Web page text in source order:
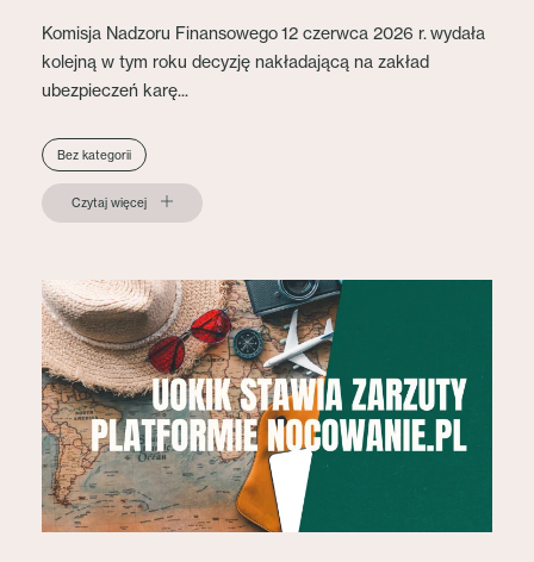
Komisja Nadzoru Finansowego 12 czerwca 2026 r. wydała
kolejną w tym roku decyzję nakładającą na zakład
ubezpieczeń karę...
Bez kategorii
Czytaj więcej